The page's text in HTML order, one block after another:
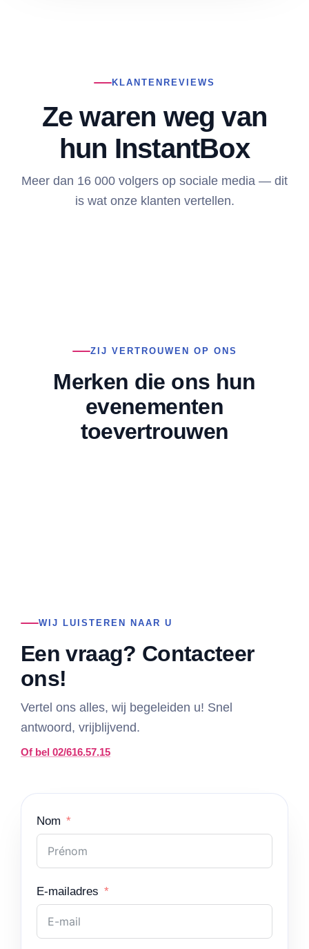
KLANTENREVIEWS
Ze waren weg van
hun InstantBox
Meer dan 16 000 volgers op sociale media — dit
is wat onze klanten vertellen.
ZIJ VERTROUWEN OP ONS
Merken die ons hun
evenementen
toevertrouwen
WIJ LUISTEREN NAAR U
Een vraag? Contacteer
ons!
Vertel ons alles, wij begeleiden u! Snel
antwoord, vrijblijvend.
Of bel 02/616.57.15
Nom
E-mailadres